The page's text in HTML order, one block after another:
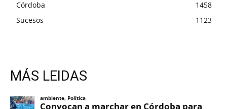
Córdoba
1458
Sucesos
1123
MÁS LEIDAS